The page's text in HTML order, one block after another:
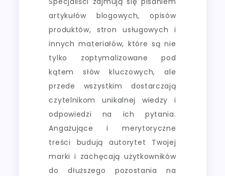
artykułów blogowych, opisów
produktów, stron usługowych i
innych materiałów, które są nie
tylko zoptymalizowane pod
kątem słów kluczowych, ale
przede wszystkim dostarczają
czytelnikom unikalnej wiedzy i
odpowiedzi na ich pytania.
Angażujące i merytoryczne
treści budują autorytet Twojej
marki i zachęcają użytkowników
do dłuższego pozostania na